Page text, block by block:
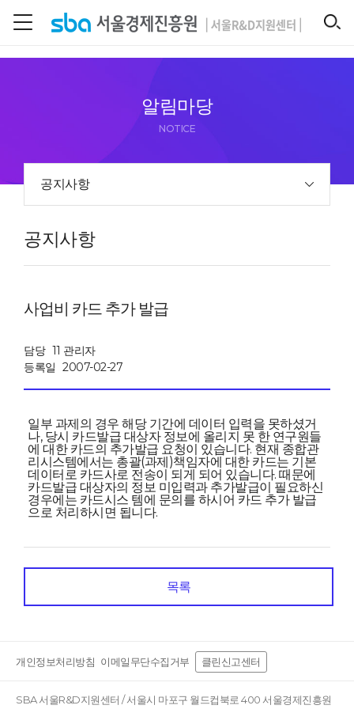
알림마당
NOTICE
공지사항
공지사항
사업비 카드 추가 발급
담당 11 관리자
등록일 2007-02-27
일부 과제의 경우 해당 기간에 데이터 입력을 못하셨거
나, 당시 카드발급 대상자 정보에 올리지 못 한 연구원들
에 대한 카드의 추가발급 요청이 있습니다. 현재 종합관
리시스템에서는 총괄(과제)책임자에 대한 카드는 기본
데이터로 카드사로 전송이 되게 되어 있습니다. 때문에
카드발급 대상자의 정보 미입력과 추가발급이 필요하신
경우에는 카드시스 템에 문의를 하시어 카드 추가 발급
으로 처리하시면 됩니다.
목록
개인정보처리방침 이메일무단수집거부 클린신고센터
SBA 서울R&D지원센터 / 서울시 마포구 월드컵북로 400 서울경제진흥원